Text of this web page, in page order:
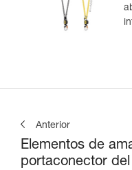
Anterior
Elementos de
portaconector